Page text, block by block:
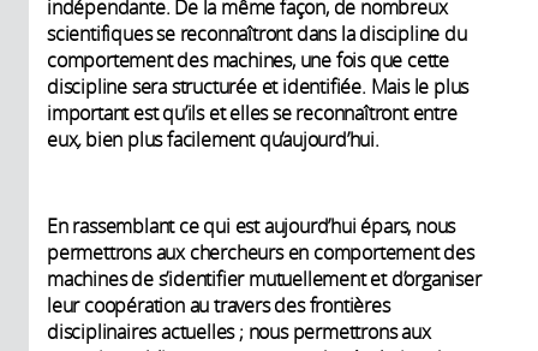
indépendante. De la même façon, de nombreux
scientifiques se reconnaîtront dans la discipline du
comportement des machines, une fois que cette
discipline sera structurée et identifiée. Mais le plus
important est qu’ils et elles se reconnaîtront entre
eux,bien plus facilement qu’aujourd’hui.
En rassemblant ce qui est aujourd’hui épars, nous
permettrons aux chercheurs en comportement des
machines de s’identifier mutuellement et d’organiser
leur coopération au travers des frontières
disciplinaires actuelles ; nous permettrons aux